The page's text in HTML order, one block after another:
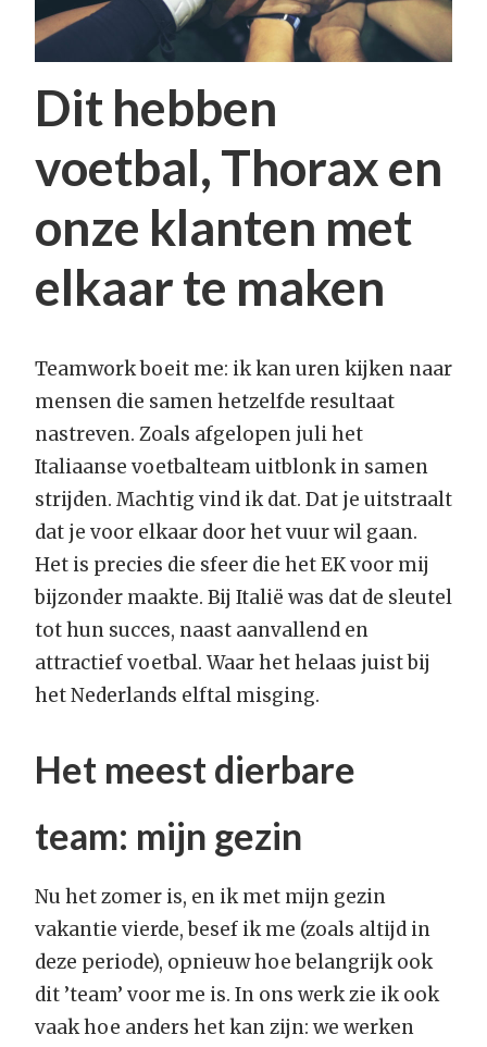
Dit hebben
voetbal, Thorax en
onze klanten met
elkaar te maken
Teamwork boeit me: ik kan uren kijken naar
mensen die samen hetzelfde resultaat
nastreven. Zoals afgelopen juli het
Italiaanse voetbalteam uitblonk in samen
strijden. Machtig vind ik dat. Dat je uitstraalt
dat je voor elkaar door het vuur wil gaan.
Het is precies die sfeer die het EK voor mij
bijzonder maakte. Bij Italië was dat de sleutel
tot hun succes, naast aanvallend en
attractief voetbal. Waar het helaas juist bij
het Nederlands elftal misging.
Het meest dierbare
team: mijn gezin
Nu het zomer is, en ik met mijn gezin
vakantie vierde, besef ik me (zoals altijd in
deze periode), opnieuw hoe belangrijk ook
dit ’team’ voor me is. In ons werk zie ik ook
vaak hoe anders het kan zijn: we werken